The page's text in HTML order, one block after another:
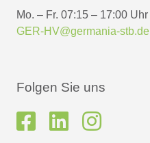
Mo. – Fr. 07:15 – 17:00 Uhr
GER-HV@germania-stb.de
Folgen Sie uns